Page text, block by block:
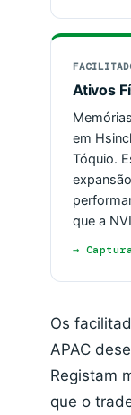
Ativos
em
Tóquio.
que a
→
Os
APAC
Registam
que o